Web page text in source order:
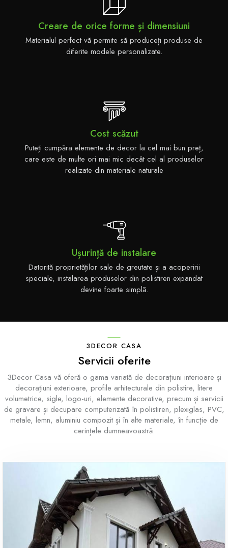
Creare de orice forme și dimensiuni
Materialul perfect vă permite să produceți produse de
diferite modele personalizate.
Cost scăzut
Puteți cumpăra elemente de decor la cel mai bun preț,
care este de multe ori mai mic decât cel al produselor
realizate din materiale naturale
Ușurință de instalare
Datorită proprietăților sale de greutate și a acoperirii
speciale, instalarea produselor din polistiren expandat
devine foarte simplă.
3DECOR CASA
Servicii oferite
3Decor Casa vă oferă o gama variată de decorațiuni interioare și
decorațiuni exterioare, profile arhitecturale din polistire, litere
volumetrice, sigle, logo-uri, elemente decorative, precum și servicii
de gravare și decupare computerizată în polistiren, plexiglas, PVC,
metale, lemn, aluminiu compozit și în alte materiale, în funcție de
cerințele dumneavoastră.